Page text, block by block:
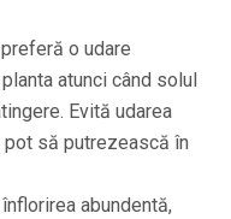
o udare
atunci când solul
Evită udarea
să putrezească în
abundentă,